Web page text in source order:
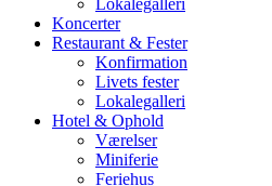
Lokalegalleri
Koncerter
Restaurant & Fester
Konfirmation
Livets fester
Lokalegalleri
Hotel & Ophold
Værelser
Miniferie
Feriehus